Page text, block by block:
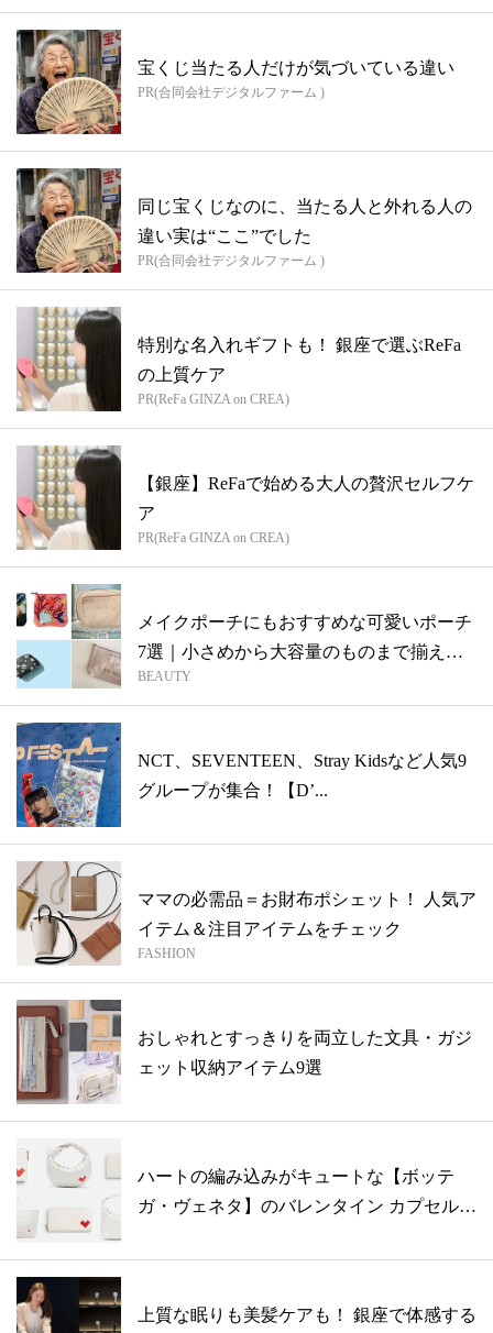
宝くじ当たる人だけが気づいている違い
PR(合同会社デジタルファーム )
同じ宝くじなのに、当たる人と外れる人の
違い実は“ここ”でした
PR(合同会社デジタルファーム )
特別な名入れギフトも！ 銀座で選ぶReFa
の上質ケア
PR(ReFa GINZA on CREA)
【銀座】ReFaで始める大人の贅沢セルフケ
ア
PR(ReFa GINZA on CREA)
メイクポーチにもおすすめな可愛いポーチ
7選｜小さめから大容量のものまで揃えま
した
BEAUTY
NCT、SEVENTEEN、Stray Kidsなど人気9
グループが集合！【D’...
ママの必需品＝お財布ポシェット！ 人気ア
イテム＆注目アイテムをチェック
FASHION
おしゃれとすっきりを両立した文具・ガジ
ェット収納アイテム9選
ハートの編み込みがキュートな【ボッテ
ガ・ヴェネタ】のバレンタイン カプセルコ
上質な眠りも美髪ケアも！ 銀座で体感する